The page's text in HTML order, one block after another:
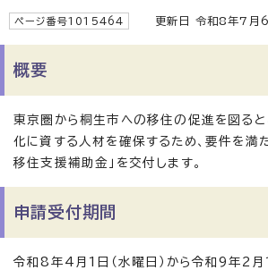
ページ番号1015464 更新日 令和8年7月6
概要
東京圏から桐生市への移住の促進を図ると
化に資する人材を確保するため、要件を満
移住支援補助金」を交付します。
申請受付期間
令和8年4月1日（水曜日）から令和9年2月